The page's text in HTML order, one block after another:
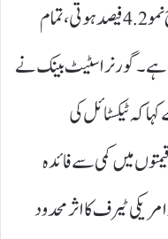
سال کے برابر رہتی تو معاشی ترقی کی شرح نمو 4.2فیصد ہوتی، تمام
گورنر اسٹیٹ بینک نے
کہ ٹیکسٹائل کی
میں کمی سے فائدہ
ٹیرف کا اثر محدود